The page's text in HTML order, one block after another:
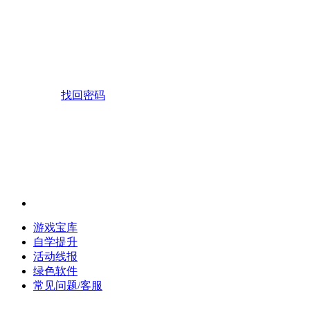
找回密码
游戏宝库
自学提升
活动线报
绿色软件
常见问题/客服